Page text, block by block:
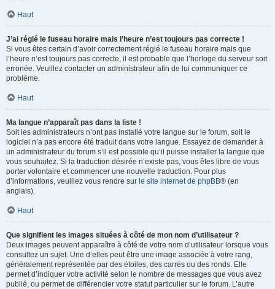
Haut
J’ai réglé le fuseau horaire mais l’heure n’est toujours pas correcte !
Si vous êtes certain d’avoir correctement réglé le fuseau horaire mais que
l’heure n’est toujours pas correcte, il est probable que l’horloge du serveur soit
erronée. Veuillez contacter un administrateur afin de lui communiquer ce
problème.
Haut
Ma langue n’apparaît pas dans la liste !
Soit les administrateurs n’ont pas installé votre langue sur le forum, soit le
logiciel n’a pas encore été traduit dans votre langue. Essayez de demander à
un administrateur du forum s’il est possible qu’il puisse installer la langue que
vous souhaitez. Si la traduction désirée n’existe pas, vous êtes libre de vous
porter volontaire et commencer une nouvelle traduction. Pour plus
d’informations, veuillez vous rendre sur le site internet de phpBB® (en
anglais).
Haut
Que signifient les images situées à côté de mon nom d’utilisateur ?
Deux images peuvent apparaître à côté de votre nom d’utilisateur lorsque vous
consultez un sujet. Une d’elles peut être une image associée à votre rang,
généralement représentée par des étoiles, des carrés ou des ronds. Elle
permet d’indiquer votre activité selon le nombre de messages que vous avez
publié, ou permet de différencier votre statut particulier sur le forum. L’autre